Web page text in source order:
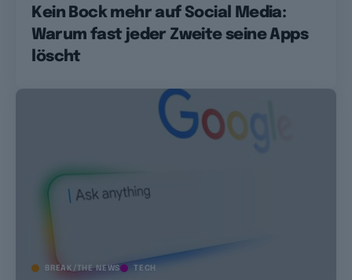
Kein Bock mehr auf Social Media:
Warum fast jeder Zweite seine Apps
löscht
BREAK/THE NEWS TECH